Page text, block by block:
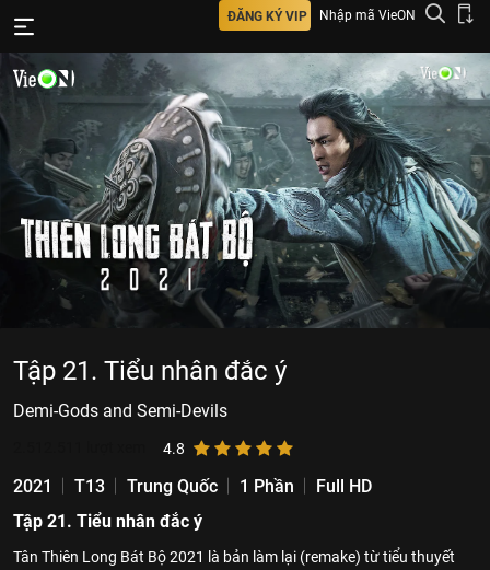
ĐĂNG KÝ VIP Nhập mã VieON
Tập 21. Tiểu nhân đắc ý
Demi-Gods and Semi-Devils
4.8
2021 T13 Trung Quốc 1 Phần
Full HD
Tập 21. Tiểu nhân đắc ý
Tân Thiên Long Bát Bộ 2021 là bản làm lại (remake) từ tiểu thuyết